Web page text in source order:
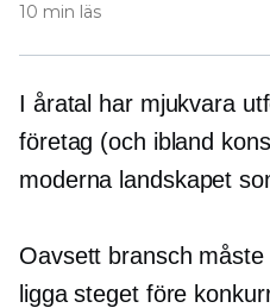
10 min läs
I åratal har mjukvara
företag (och ibland
moderna landskapet
Oavsett bransch
ligga steget före